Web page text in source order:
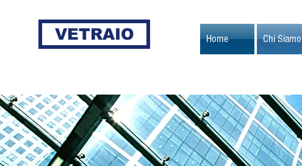
VETRAIO Home Chi Siamo